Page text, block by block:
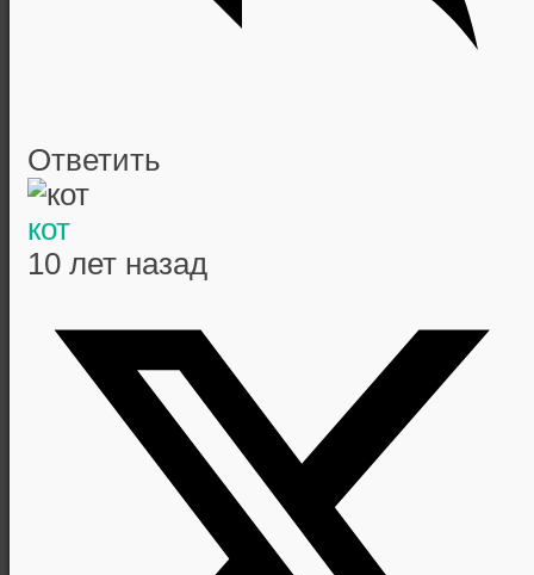
Ответить
кот
10 лет назад